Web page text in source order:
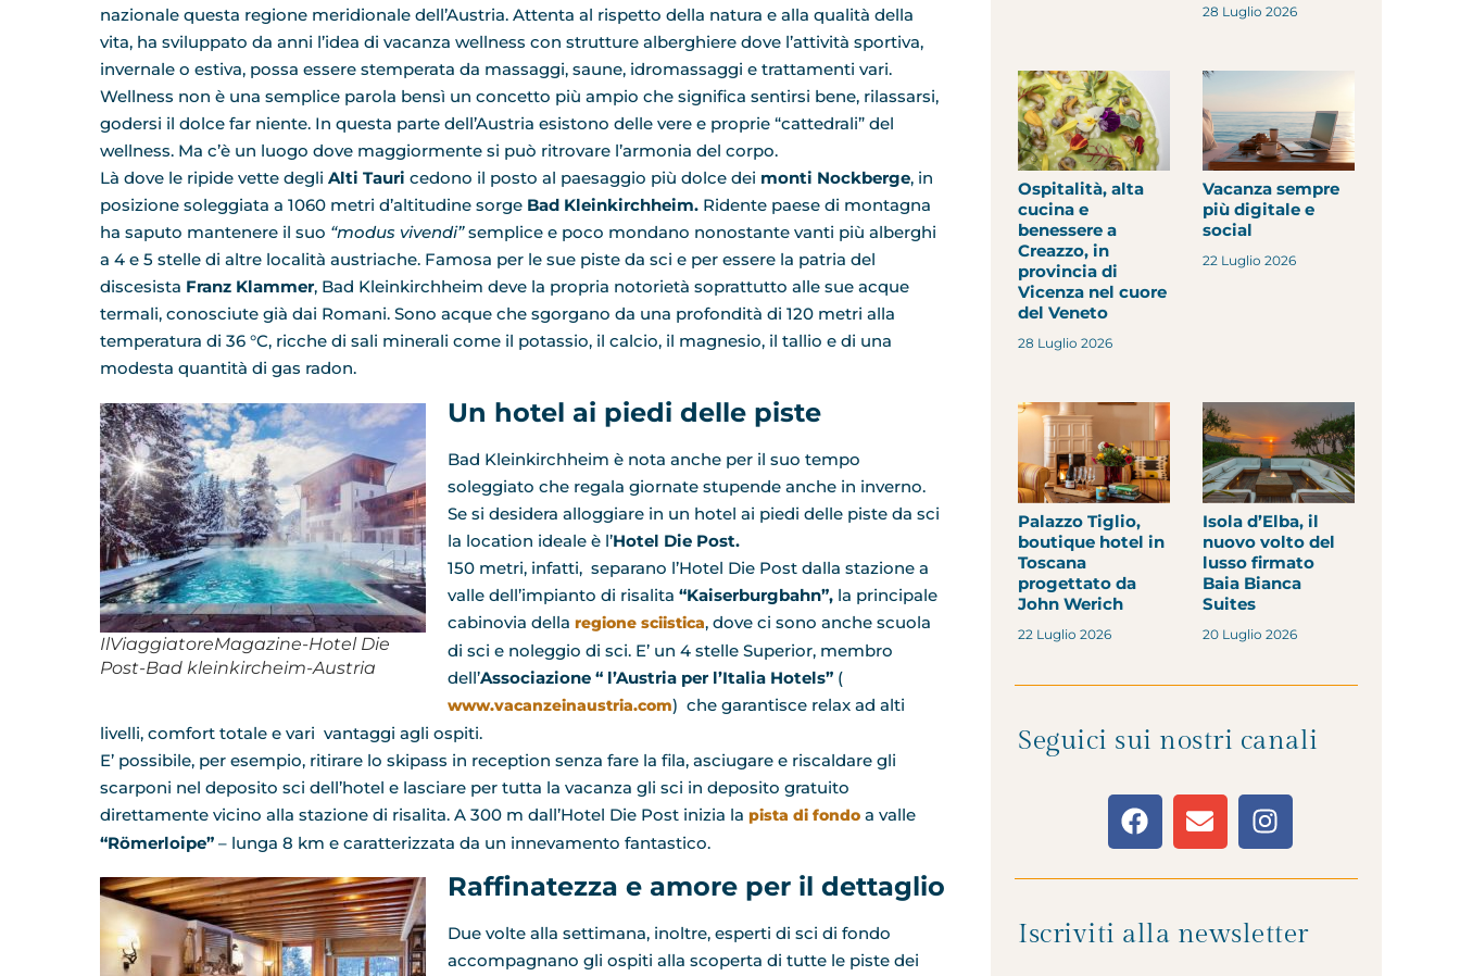
nazionale questa regione meridionale dell’Austria. Attenta al rispetto della natura e alla qualità della
vita, ha sviluppato da anni l’idea di vacanza wellness con strutture alberghiere dove l’attività sportiva,
invernale o estiva, possa essere stemperata da massaggi, saune, idromassaggi e trattamenti vari.
Wellness non è una semplice parola bensì un concetto più ampio che significa sentirsi bene, rilassarsi,
godersi il dolce far niente. In questa parte dell’Austria esistono delle vere e proprie “cattedrali” del
wellness. Ma c’è un luogo dove maggiormente si può ritrovare l’armonia del corpo.
Là dove le ripide vette degli Alti Tauri cedono il posto al paesaggio più dolce dei monti Nockberge, in
posizione soleggiata a 1060 metri d’altitudine sorge Bad Kleinkirchheim. Ridente paese di montagna
ha saputo mantenere il suo “modus vivendi”semplice e poco mondano nonostante vanti più alberghi
a 4 e 5 stelle di altre località austriache. Famosa per le sue piste da sci e per essere la patria del
discesista Franz Klammer, Bad Kleinkirchheim deve la propria notorietà soprattutto alle sue acque
termali, conosciute già dai Romani. Sono acque che sgorgano da una profondità di 120 metri alla
temperatura di 36 °C, ricche di sali minerali come il potassio, il calcio, il magnesio, il tallio e di una
modesta quantità di gas radon.
IlViaggiatoreMagazine-Hotel Die
Post-Bad kleinkircheim-Austria
Un hotel ai piedi delle piste
Bad Kleinkirchheim è nota anche per il suo tempo
soleggiato che regala giornate stupende anche in inverno.
Se si desidera alloggiare in un hotel ai piedi delle piste da sci
la location ideale è l’Hotel Die Post.
150 metri, infatti, separano l’Hotel Die Post dalla stazione a
valle dell’impianto di risalita “Kaiserburgbahn”, la principale
cabinovia della regione sciistica, dove ci sono anche scuola
di sci e noleggio di sci. E’ un 4 stelle Superior, membro
dell’Associazione “ l’Austria per l’Italia Hotels” (
www.vacanzeinaustria.com) che garantisce relax ad alti
livelli, comfort totale e vari vantaggi agli ospiti.
E’ possibile, per esempio, ritirare lo skipass in reception senza fare la fila, asciugare e riscaldare gli
scarponi nel deposito sci dell’hotel e lasciare per tutta la vacanza gli sci in deposito gratuito
direttamente vicino alla stazione di risalita. A 300 m dall’Hotel Die Post inizia la pista di fondo a valle
“Römerloipe” – lunga 8 km e caratterizzata da un innevamento fantastico.
Raffinatezza e amore per il dettaglio
Due volte alla settimana, inoltre, esperti di sci di fondo
accompagnano gli ospiti alla scoperta di tutte le piste dei
28 Luglio 2026
Ospitalità, alta
cucina e
benessere a
Creazzo, in
provincia di
Vicenza nel cuore
del Veneto
28 Luglio 2026
Vacanza sempre
più digitale e
social
22 Luglio 2026
Palazzo Tiglio,
boutique hotel in
Toscana
progettato da
John Werich
22 Luglio 2026
Isola d’Elba, il
nuovo volto del
lusso firmato
Baia Bianca
Suites
20 Luglio 2026
Seguici sui nostri canali
Iscriviti alla newsletter